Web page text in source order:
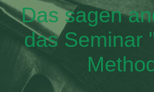
Das sagen
das Seminar